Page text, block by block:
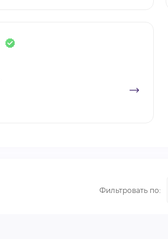
Фильтровать по: